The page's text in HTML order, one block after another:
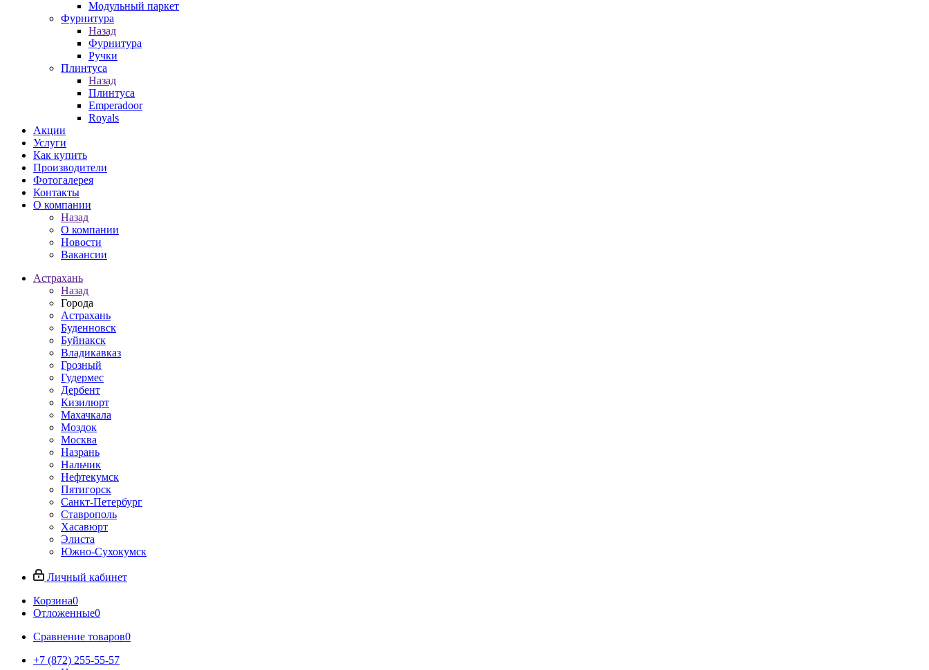
Модульный паркет
Фурнитура
Назад
Фурнитура
Ручки
Плинтуса
Назад
Плинтуса
Emperadoor
Royals
Акции
Услуги
Как купить
Производители
Фотогалерея
Контакты
О компании
Назад
О компании
Новости
Вакансии
Астрахань
Назад
Города
Астрахань
Буденновск
Буйнакск
Владикавказ
Грозный
Гудермес
Дербент
Кизилюрт
Махачкала
Моздок
Москва
Назрань
Нальчик
Нефтекумск
Пятигорск
Санкт-Петербург
Ставрополь
Хасавюрт
Элиста
Южно-Сухокумск
Личный кабинет
Корзина0
Отложенные0
Сравнение товаров0
+7 (872) 255-55-57